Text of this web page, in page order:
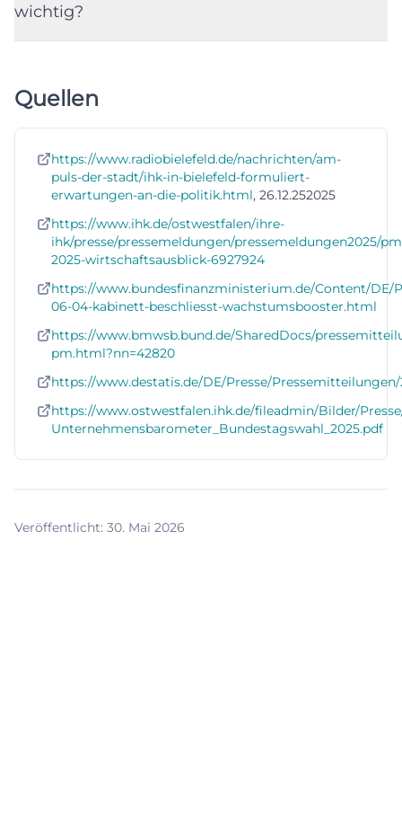
wichtig?
Quellen
https://www.radiobielefeld.de/nachrichten/am-
puls-der-stadt/ihk-in-bielefeld-formuliert-
erwartungen-an-die-politik.html, 26.12.252025
https://www.ihk.de/ostwestfalen/ihre-
ihk/presse/pressemeldungen/pressemeldungen2025/
2025-wirtschaftsausblick-6927924
https://www.bundesfinanzministerium.de/Content/
06-04-kabinett-beschliesst-wachstumsbooster.html
https://www.bmwsb.bund.de/SharedDocs/
pm.html?nn=42820
https://www.destatis.de/DE/Presse/Pressemitteilungen/
https://www.ostwestfalen.ihk.de/fileadmin/Bilder/
Unternehmensbarometer_Bundestagswahl_2025.pdf
Veröffentlicht: 30. Mai 2026